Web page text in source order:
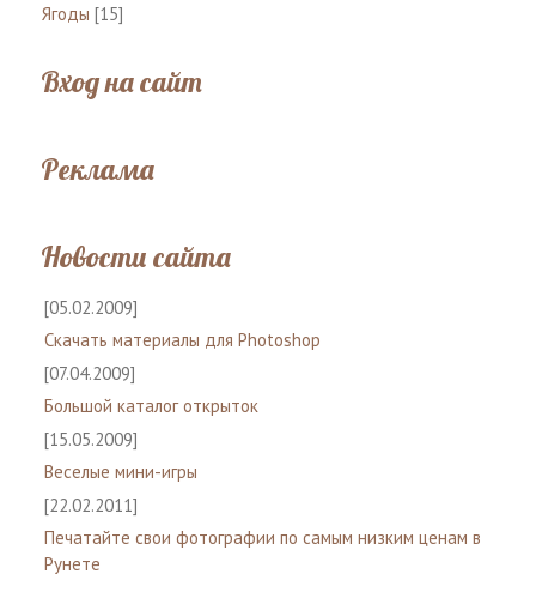
Ягоды [15]
Вход на сайт
Реклама
Новости сайта
[05.02.2009]
Скачать материалы для Photoshop
[07.04.2009]
Большой каталог открыток
[15.05.2009]
Веселые мини-игры
[22.02.2011]
Печатайте свои фотографии по самым низким ценам в
Рунете